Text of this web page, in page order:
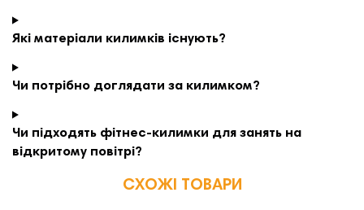
Які матеріали килимків існують?
Чи потрібно доглядати за килимком?
Чи підходять фітнес-килимки для занять на
відкритому повітрі?
СХОЖІ ТОВАРИ